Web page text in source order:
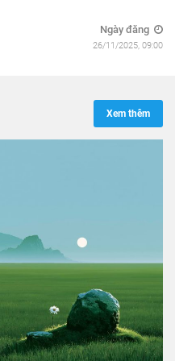
Ngày đăng
26/11/2025, 09:00
Xem thêm